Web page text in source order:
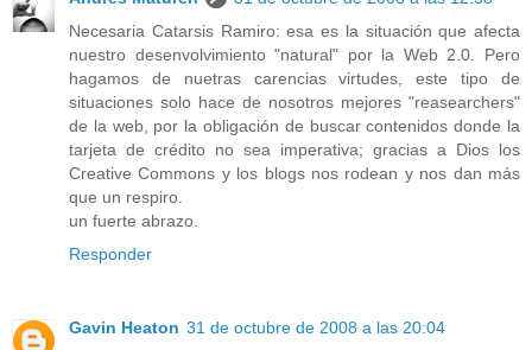
Necesaria Catarsis Ramiro: esa es la situación que afecta
nuestro desenvolvimiento "natural" por la Web 2.0. Pero
hagamos de nuetras carencias virtudes, este tipo de
situaciones solo hace de nosotros mejores "reasearchers"
de la web, por la obligación de buscar contenidos donde la
tarjeta de crédito no sea imperativa; gracias a Dios los
Creative Commons y los blogs nos rodean y nos dan más
que un respiro.
un fuerte abrazo.
Responder
Gavin Heaton 31 de octubre de 2008 a las 20:04